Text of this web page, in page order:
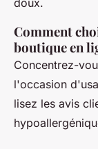
doux.
Comment
boutique en
Concentrez-
l'occasion
lisez les avis